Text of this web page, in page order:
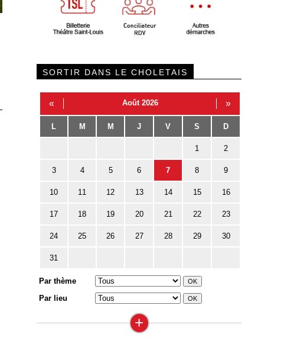
SORTIR DANS LE CHOLETAIS
« Août 2026 »
L M M J V S D
1 2
3 4 5 6 7 8 9
10 11 12 13 14 15 16
17 18 19 20 21 22 23
24 25 26 27 28 29 30
31
Par thème
Par lieu
+